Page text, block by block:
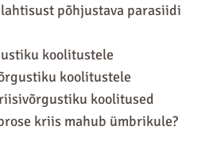
põhjustava parasiidi
koolitustele
koolitustele
koolitused
kriis mahub ümbrikule?